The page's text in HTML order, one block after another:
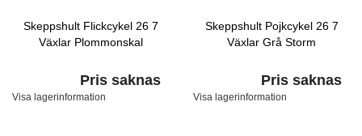
Skeppshult Flickcykel 26 7
Växlar Plommonskal
Pris saknas
Visa lagerinformation
Skeppshult Pojkcykel 26 7
Växlar Grå Storm
Pris saknas
Visa lagerinformation